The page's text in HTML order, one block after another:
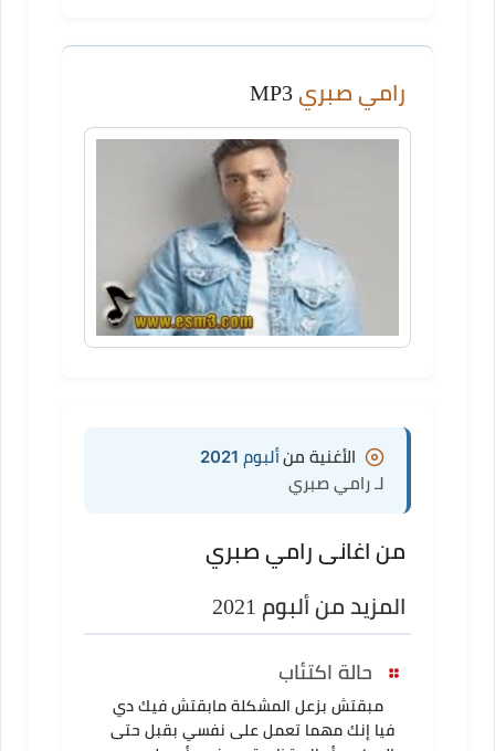
رامي صبري
الأغنية منألبوم 2021
لـ رامي صبري
من اغانى رامي صبري
المزيد من ألبوم 2021
حالة اكتئاب
مبقتش بزعل المشكلة مابقتش فيك دي
فيا إنك مهما تعمل على نفسي بقبل حتى